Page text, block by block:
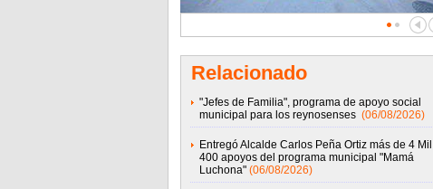
Relacionado
"Jefes de Familia", programa de apoyo social
municipal para los reynosenses (06/08/2026)
Entregó Alcalde Carlos Peña Ortiz más de 4 Mil
400 apoyos del programa municipal "Mamá
Luchona" (06/08/2026)